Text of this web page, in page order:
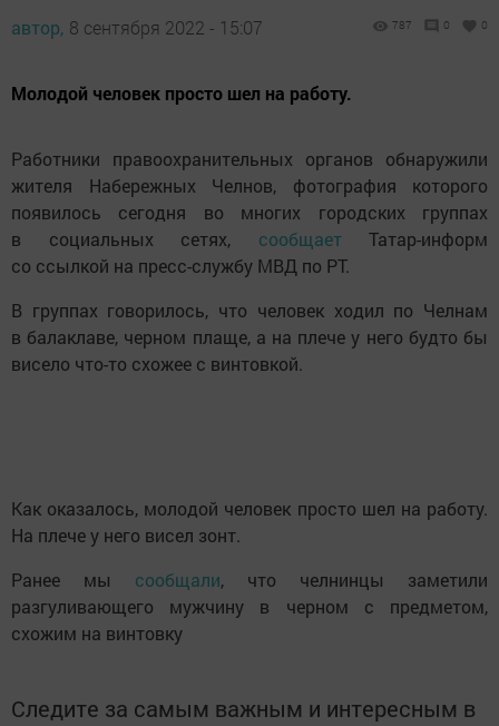
автор, 8 сентября 2022 - 15:07 787 0 0
Молодой человек просто шел на работу.
Работники правоохранительных органов обнаружили
жителя Набережных Челнов, фотография которого
появилось сегодня во многих городских группах
в социальных сетях, сообщаетТатар-информ
со ссылкой на пресс-службу МВД по РТ.
В группах говорилось, что человек ходил по Челнам
в балаклаве, черном плаще, а на плече у него будто бы
висело что-то схожее с винтовкой.
Как оказалось, молодой человек просто шел на работу.
На плече у него висел зонт.
Ранее мы сообщали, что челнинцы заметили
разгуливающего мужчину в черном с предметом,
схожим на винтовку
Следите за самым важным и интересным в